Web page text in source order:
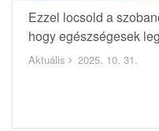
Ezzel locsold a
hogy egészségesek
Aktuális 2025. 10. 31.